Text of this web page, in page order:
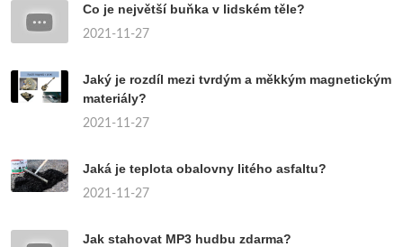
Co je největší buňka v lidském těle?
2021-11-27
Jaký je rozdíl mezi tvrdým a měkkým magnetickým
materiály?
2021-11-27
Jaká je teplota obalovny litého asfaltu?
2021-11-27
Jak stahovat MP3 hudbu zdarma?